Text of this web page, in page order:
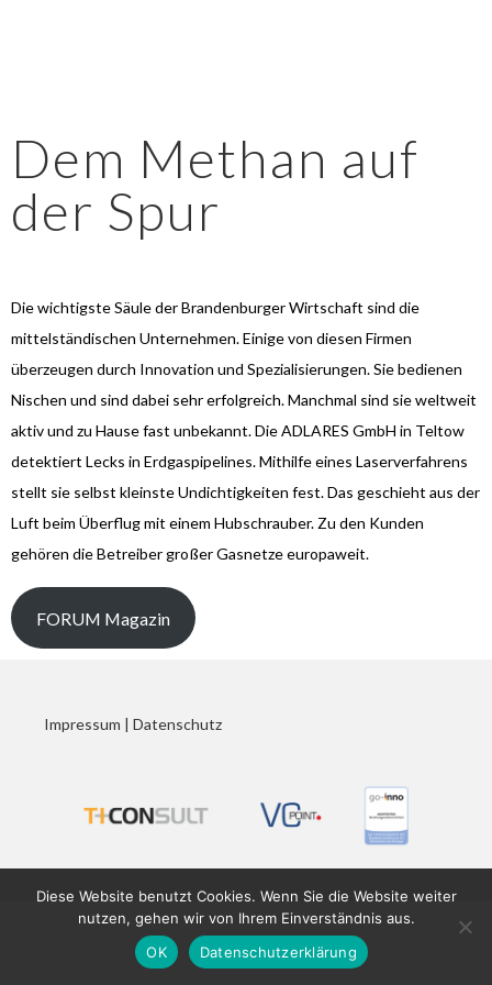
Dem Methan auf
der Spur
Die wichtigste Säule der Brandenburger Wirtschaft sind die
mittelständischen Unternehmen. Einige von diesen Firmen
überzeugen durch Innovation und Spezialisierungen. Sie bedienen
Nischen und sind dabei sehr erfolgreich. Manchmal sind sie weltweit
aktiv und zu Hause fast unbekannt. Die ADLARES GmbH in Teltow
detektiert Lecks in Erdgaspipelines. Mithilfe eines Laserverfahrens
stellt sie selbst kleinste Undichtigkeiten fest. Das geschieht aus der
Luft beim Überflug mit einem Hubschrauber. Zu den Kunden
gehören die Betreiber großer Gasnetze europaweit.
FORUM Magazin
Impressum | Datenschutz
Diese Website benutzt Cookies. Wenn Sie die Website weiter
nutzen, gehen wir von Ihrem Einverständnis aus.
OK
Datenschutzerklärung